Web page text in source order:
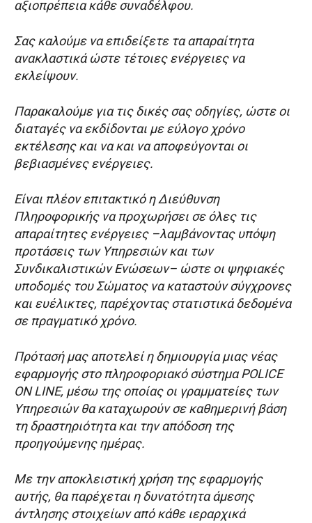
αξιοπρέπεια κάθε συναδέλφου.
Σας καλούμε να επιδείξετε τα απαραίτητα
ανακλαστικά ώστε τέτοιες ενέργειες να
εκλείψουν.
Παρακαλούμε για τις δικές σας οδηγίες, ώστε οι
διαταγές να εκδίδονται με εύλογο χρόνο
εκτέλεσης και να και να αποφεύγονται οι
βεβιασμένες ενέργειες.
Είναι πλέον επιτακτικό η Διεύθυνση
Πληροφορικής να προχωρήσει σε όλες τις
απαραίτητες ενέργειες –λαμβάνοντας υπόψη
προτάσεις των Υπηρεσιών και των
Συνδικαλιστικών Ενώσεων– ώστε οι ψηφιακές
υποδομές του Σώματος να καταστούν σύγχρονες
και ευέλικτες, παρέχοντας στατιστικά δεδομένα
σε πραγματικό χρόνο.
Πρότασή μας αποτελεί η δημιουργία μιας νέας
εφαρμογής στο πληροφοριακό σύστημα POLICE
ON LINE, μέσω της οποίας οι γραμματείες των
Υπηρεσιών θα καταχωρούν σε καθημερινή βάση
τη δραστηριότητα και την απόδοση της
προηγούμενης ημέρας.
Με την αποκλειστική χρήση της εφαρμογής
αυτής, θα παρέχεται η δυνατότητα άμεσης
άντλησης στοιχείων από κάθε ιεραρχικά